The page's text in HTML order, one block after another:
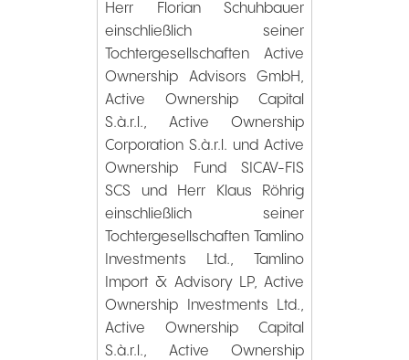
Herr Florian Schuhbauer
einschließlich seiner
Tochtergesellschaften Active
Ownership Advisors GmbH,
Active Ownership Capital
S.à.r.l., Active Ownership
Corporation S.à.r.l. und Active
Ownership Fund SICAV-FIS
SCS und Herr Klaus Röhrig
einschließlich seiner
Tochtergesellschaften Tamlino
Investments Ltd., Tamlino
Import & Advisory LP, Active
Ownership Investments Ltd.,
Active Ownership Capital
S.à.r.l., Active Ownership